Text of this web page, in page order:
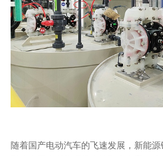
随着国产电动汽车的飞速发展，新能源